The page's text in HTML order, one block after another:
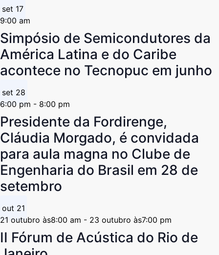
set 17
9:00 am
Simpósio de Semicondutores da
América Latina e do Caribe
acontece no Tecnopuc em junho
set 28
6:00 pm - 8:00 pm
Presidente da Fordirenge,
Cláudia Morgado, é convidada
para aula magna no Clube de
Engenharia do Brasil em 28 de
setembro
out 21
21 outubro às8:00 am - 23 outubro às7:00 pm
II Fórum de Acústica do Rio de